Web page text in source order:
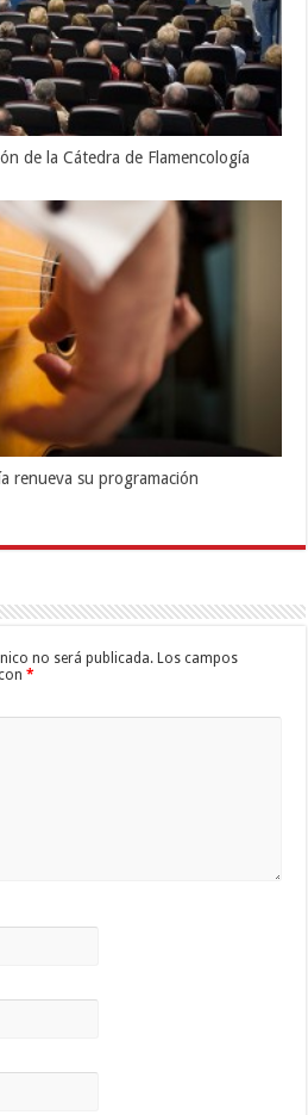
de la Cátedra de Flamencología
renueva su programación
no será publicada. Los campos
*